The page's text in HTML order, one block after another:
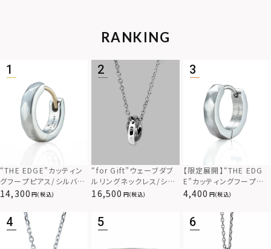
RANKING
“THE EDGE”カッティン
グフープピアス/シルバー
925
14,300 (税込)
“for Gift”ウェーブダブ
ルリングネックレス/シル
バー×ブラック/シルバー
16,500 (税込)
【限定展開】“THE EDG
E”カッティングフープピ
アス/サージカルステンレ
4,400 (税込)